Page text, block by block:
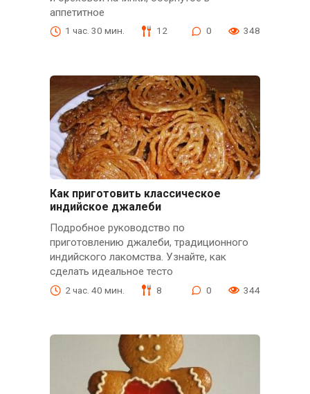
аппетитное
1 час. 30 мин. 12 0 348
Как приготовить классическое
индийское джалеби
Подробное руководство по
приготовлению джалеби, традиционного
индийского лакомства. Узнайте, как
сделать идеальное тесто
2 час. 40 мин. 8 0 344